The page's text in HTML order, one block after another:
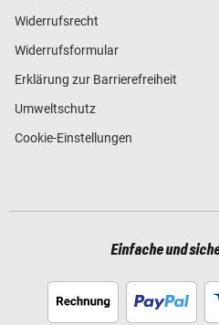
Widerrufsrecht
Widerrufsformular
Erklärung zur Barrierefreiheit
Umweltschutz
Cookie-Einstellungen
Einfache und